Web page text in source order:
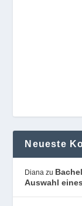
Neueste
Diana zu
Auswahl